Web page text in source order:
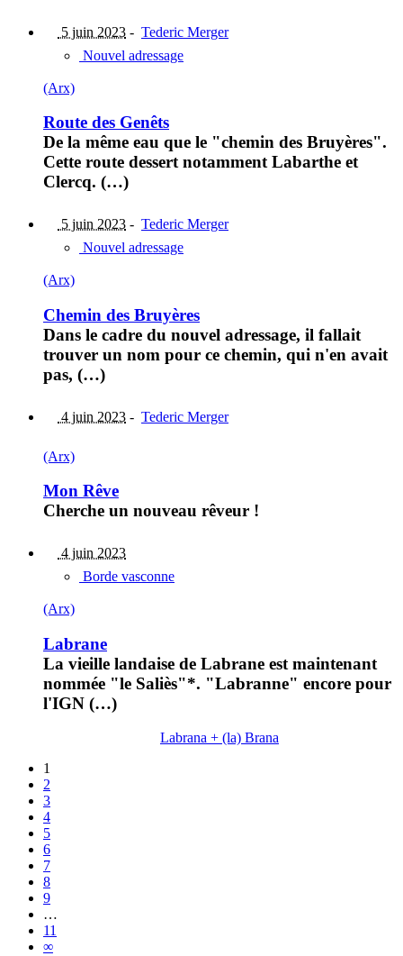
5 juin 2023 - Tederic Merger
Nouvel adressage
(Arx)
Route des Genêts
De la même eau que le "chemin des Bruyères".
Cette route dessert notamment Labarthe et
Clercq. (…)
5 juin 2023 - Tederic Merger
Nouvel adressage
(Arx)
Chemin des Bruyères
Dans le cadre du nouvel adressage, il fallait
trouver un nom pour ce chemin, qui n'en avait
pas, (…)
4 juin 2023 - Tederic Merger
(Arx)
Mon Rêve
Cherche un nouveau rêveur !
4 juin 2023
Borde vasconne
(Arx)
Labrane
La vieille landaise de Labrane est maintenant
nommée "le Saliès"*. "Labranne" encore pour
l'IGN (…)
Labrana + (la) Brana
1
2
3
4
5
6
7
8
9
…
11
∞